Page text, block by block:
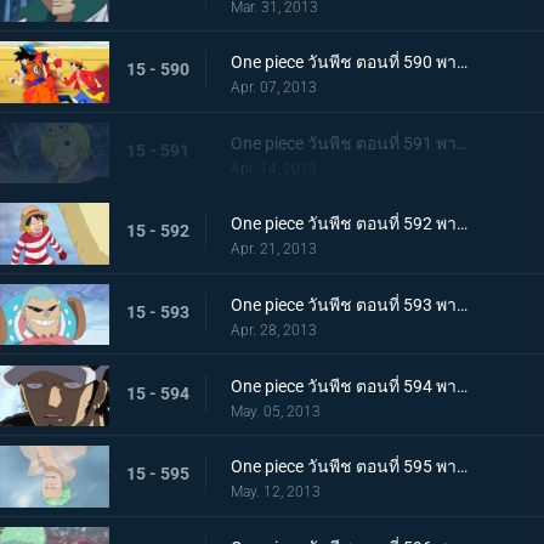
Mar. 31, 2013
15 - 590 One piece วันพีช ตอนที่ 590 พากย์ไทย ตอนพิเศษ! การรวมตัวที่แข็งแกร่งที่สุดในประวัติศาสตร์ ปะทะ จอมตะกละแห่งท้องทะเล
Apr. 07, 2013
15 - 591
Apr. 14, 2013
15 - 592 One piece วันพีช ตอนที่ 592 พากย์ไทย ฆ่ายกกลุ่ม! นักฆ่าในตำนานจู่โจม!
Apr. 21, 2013
15 - 593 One piece วันพีช ตอนที่ 593 พากย์ไทย ช่วยนามิ! ลูฟี่ต่อสู้บนภูเขาหิมะ
Apr. 28, 2013
15 - 594 One piece วันพีช ตอนที่ 594 พากย์ไทย ก่อตั้ง! พันธมิตรโจรสลัด ลูฟี่ ลอว์!
May. 05, 2013
15 - 595 One piece วันพีช ตอนที่ 595 พากย์ไทย จับกุมมาสเตอร์ เริ่มแผนการพันธมิตรโจรสลัด!
May. 12, 2013